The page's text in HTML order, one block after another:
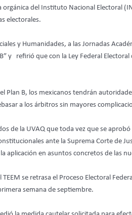
del Instituto Nacional Electoral
electorales.
y Humanidades, a las Jornadas
y refirió que con la Ley Federal
Plan B, los mexicanos tendrán
a los árbitros sin mayores
de la UVAQ que toda vez que se
ante la Suprema Corte de
la aplicación en asuntos concretos de las
se retrasa el Proceso Electoral
semana de septiembre.